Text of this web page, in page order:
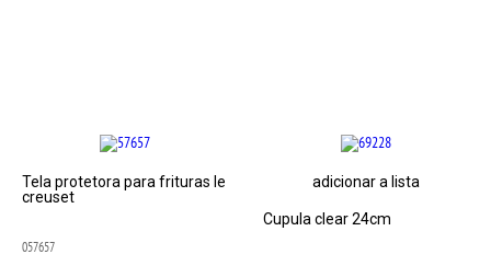
Tela protetora para frituras le
creuset
057657
adicionar a lista
Cupula clear 24cm